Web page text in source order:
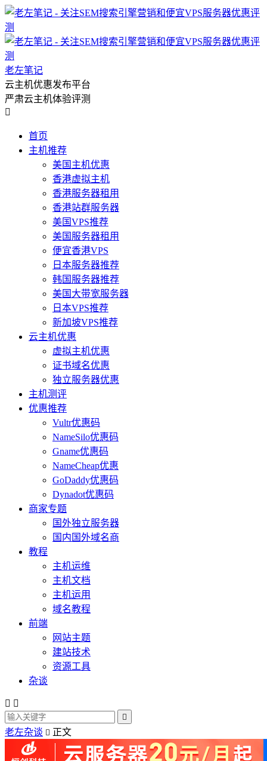
老左笔记
云主机优惠发布平台
严肃云主机体验评测

首页
主机推荐
美国主机优惠
香港虚拟主机
香港服务器租用
香港站群服务器
美国VPS推荐
美国服务器租用
便宜香港VPS
日本服务器推荐
韩国服务器推荐
美国大带宽服务器
日本VPS推荐
新加坡VPS推荐
云主机优惠
虚拟主机优惠
证书域名优惠
独立服务器优惠
主机测评
优惠推荐
Vultr优惠码
NameSilo优惠码
Gname优惠码
NameCheap优惠
GoDaddy优惠码
Dynadot优惠码
商家专题
国外独立服务器
国内国外域名商
教程
主机运维
主机文档
主机运用
域名教程
前端
网站主题
建站技术
资源工具
杂谈
 

老左杂谈  正文